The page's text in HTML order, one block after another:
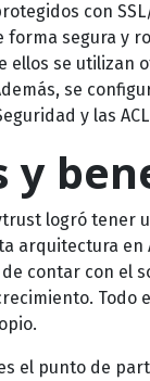
con
forma segura y
ellos se
se
y las
y
logró tener
arquitectura
contar con el
Todo
el punto de